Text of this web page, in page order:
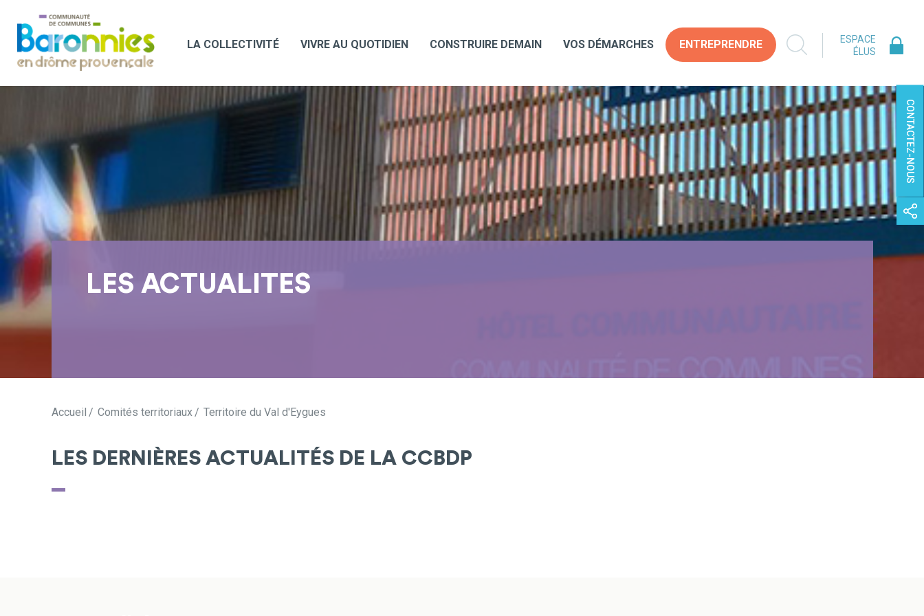
LA COLLECTIVITÉ VIVRE AU QUOTIDIEN CONSTRUIRE DEMAIN VOS DÉMARCHES ENTREPRENDRE
ESPACE
ÉLUS
CONTACTEZ-NOUS
LES ACTUALITES
Accueil Comités territoriaux Territoire du Val d'Eygues
LES DERNIÈRES ACTUALITÉS DE LA CCBDP